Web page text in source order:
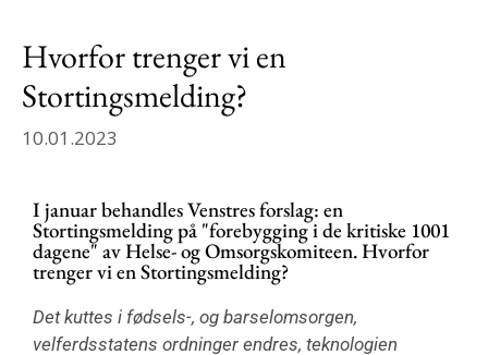
Hvorfor trenger vi en
Stortingsmelding?
10.01.2023
I januar behandles Venstres forslag: en
Stortingsmelding på "forebygging i de kritiske 1001
dagene" av Helse- og Omsorgskomiteen. Hvorfor
trenger vi en Stortingsmelding?
Det kuttes i fødsels-, og barselomsorgen,
velferdsstatens ordninger endres, teknologien